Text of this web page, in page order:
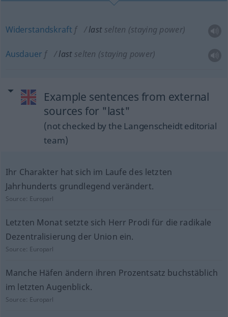
Widerstandskraft f last selten (staying power)
Ausdauer f last selten (staying power)
Example sentences from external
sources for "last"
(not checked by the Langenscheidt editorial
team)
Ihr Charakter hat sich im Laufe des letzten
Jahrhunderts grundlegend verändert.
Source: Europarl
Letzten Monat setzte sich Herr Prodi für die radikale
Dezentralisierung der Union ein.
Source: Europarl
Manche Häfen ändern ihren Prozentsatz buchstäblich
im letzten Augenblick.
Source: Europarl